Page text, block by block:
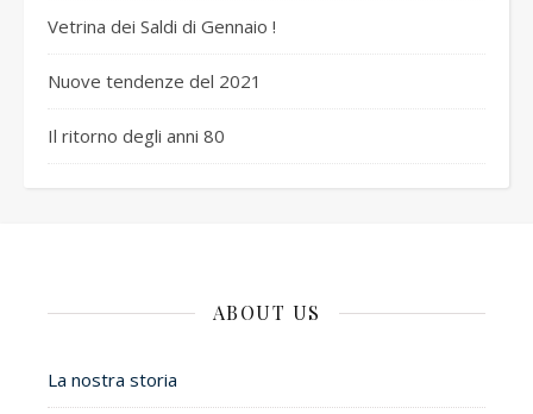
Vetrina dei Saldi di Gennaio !
Nuove tendenze del 2021
Il ritorno degli anni 80
ABOUT US
La nostra storia